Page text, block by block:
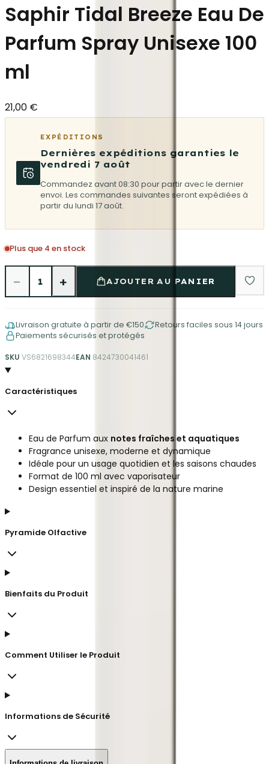
Saphir Tidal Breeze Eau De
Parfum Spray Unisexe 100
ml
21,00 €
EXPÉDITIONS
Dernières expéditions garanties le
vendredi 7 août
Commandez avant 08:30 pour partir avec le dernier
envoi. Les commandes suivantes seront expédiées à
partir du lundi 17 août.
Plus que 4 en stock
− 1 + AJOUTER AU PANIER
Livraison gratuite à partir de €150
Retours faciles sous 14 jours
Paiements sécurisés et protégés
SKU VS6821698344EAN 8424730041461
Caractéristiques
Eau de Parfum aux notes fraîches et aquatiques
Fragrance unisexe, moderne et dynamique
Idéale pour un usage quotidien et les saisons chaudes
Format de 100 ml avec vaporisateur
Design essentiel et inspiré de la nature marine
Pyramide Olfactive
Bienfaits du Produit
Comment Utiliser le Produit
Informations de Sécurité